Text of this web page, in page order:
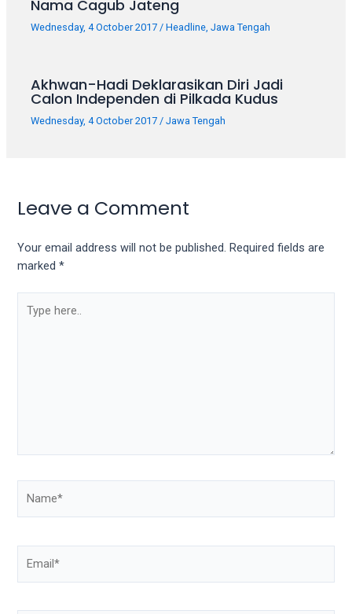
Nama Cagub Jateng
Wednesday, 4 October 2017/Headline,Jawa Tengah
Akhwan-Hadi Deklarasikan Diri Jadi
Calon Independen di Pilkada Kudus
Wednesday, 4 October 2017/Jawa Tengah
Leave a Comment
Your email address will not be published. Required fields are
marked*
here..